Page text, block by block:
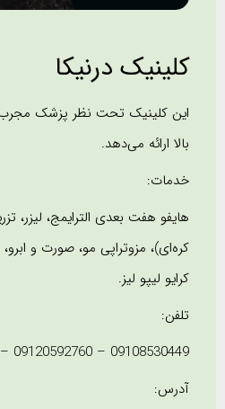
کلینیک درنیکا
این کلینیک تحت نظر پزشک
بالا ارائه می‌دهد.
خدمات:
هایفو هفت بعدی الترایمج، لیزر،
کره‌ای)، مزوتراپی مو، صورت و
کرایو لیپو لیز.
تلفن:
09108530449 – 09120592760 – ‎+98 263 421 8161
آدرس: